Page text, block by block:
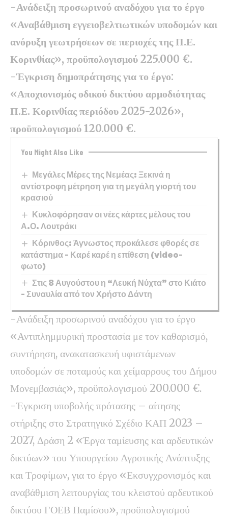
-Ανάδειξη προσωρινού αναδόχου για το έργο
«Αναβάθμιση εγγειοβελτιωτικών υποδομών και
ανόρυξη γεωτρήσεων σε περιοχές της Π.Ε.
Κορινθίας», προϋπολογισμού 225.000 €.
-Έγκριση δημοπράτησης για το έργο:
«Αποχιονισμός οδικού δικτύου αρμοδιότητας
Π.Ε. Κορινθίας περιόδου 2025-2026»,
προϋπολογισμού 120.000 €.
You Might Also Like
Μεγάλες Μέρες της Νεμέας: Ξεκινά η
αντίστροφη μέτρηση για τη μεγάλη γιορτή του
κρασιού
Κυκλοφόρησαν οι νέες κάρτες μέλους του
Α.Ο. Λουτράκι
Κόρινθος: Άγνωστος προκάλεσε φθορές σε
κατάστημα – Καρέ καρέ η επίθεση (video-
φωτο)
Στις 8 Αυγούστου η “Λευκή Νύχτα” στο Κιάτο
– Συναυλία από τον Χρήστο Δάντη
-Ανάδειξη προσωρινού αναδόχου για το έργο
«Αντιπλημμυρική προστασία με τον καθαρισμό,
συντήρηση, ανακατασκευή υφιστάμενων
υποδομών σε ποταμούς και χείμαρρους του Δήμου
Μονεμβασιάς», προϋπολογισμού 200.000 €.
-Έγκριση υποβολής πρότασης – αίτησης
στήριξης στο Στρατηγικό Σχέδιο ΚΑΠ 2023 –
2027, Δράση 2 «Έργα ταμίευσης και αρδευτικών
δικτύων» του Υπουργείου Αγροτικής Ανάπτυξης
και Τροφίμων, για το έργο «Εκσυγχρονισμός και
αναβάθμιση λειτουργίας του κλειστού αρδευτικού
δικτύου ΓΟΕΒ Παμίσου», προϋπολογισμού